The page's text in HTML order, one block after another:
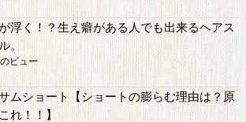
浮く！？生え癖がある人でも出来るヘアス
。
ビュー
ムショート【ショートの膨らむ理由は？原
れ！！】